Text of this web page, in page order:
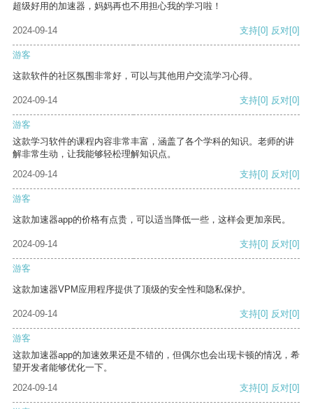
超级好用的加速器，妈妈再也不用担心我的学习啦！
2024-09-14 支持[0] 反对[0]
游客
这款软件的社区氛围非常好，可以与其他用户交流学习心得。
2024-09-14 支持[0] 反对[0]
游客
这款学习软件的课程内容非常丰富，涵盖了各个学科的知识。老师的讲
解非常生动，让我能够轻松理解知识点。
2024-09-14
支持[0] 反对[0]
游客
这款加速器app的价格有点贵，可以适当降低一些，这样会更加亲民。
2024-09-14 支持[0] 反对[0]
游客
这款加速器VPM应用程序提供了顶级的安全性和隐私保护。
2024-09-14 支持[0] 反对[0]
游客
这款加速器app的加速效果还是不错的，但偶尔也会出现卡顿的情况，希
望开发者能够优化一下。
2024-09-14
支持[0] 反对[0]